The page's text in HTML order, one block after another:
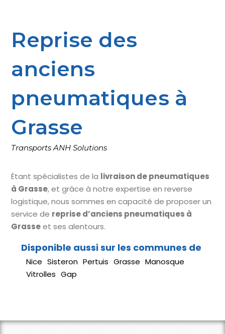
Reprise des
anciens
pneumatiques à
Grasse
Transports ANH Solutions
Étant spécialistes de la livraison de pneumatiques
à Grasse, et grâce à notre expertise en reverse
logistique, nous sommes en capacité de proposer un
service de reprise d’anciens pneumatiques à
Grasseet ses alentours.
Nice Sisteron Pertuis Grasse Manosque
Vitrolles Gap